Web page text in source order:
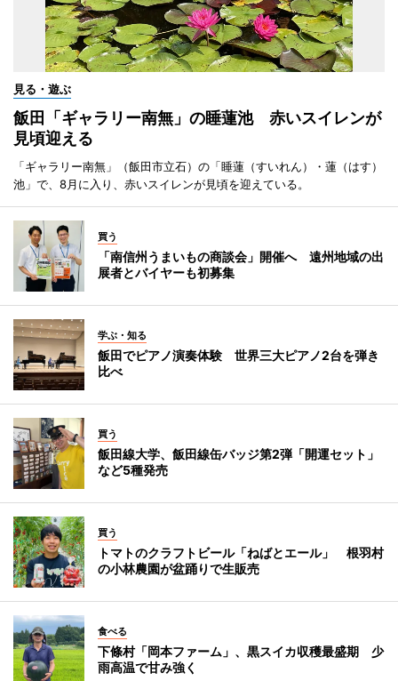
見る・遊ぶ
飯田「ギャラリー南無」の睡蓮池 赤いスイレンが
見頃迎える
「ギャラリー南無」（飯田市立石）の「睡蓮（すいれん）・蓮（はす）
池」で、8月に入り、赤いスイレンが見頃を迎えている。
買う
「南信州うまいもの商談会」開催へ 遠州地域の出
展者とバイヤーも初募集
学ぶ・知る
飯田でピアノ演奏体験 世界三大ピアノ2台を弾き
比べ
買う
飯田線大学、飯田線缶バッジ第2弾「開運セット」
など5種発売
買う
トマトのクラフトビール「ねばとエール」 根羽村
の小林農園が盆踊りで生販売
食べる
下條村「岡本ファーム」、黒スイカ収穫最盛期 少
雨高温で甘み強く